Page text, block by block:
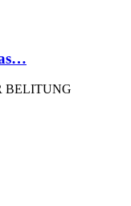
BELITUNG